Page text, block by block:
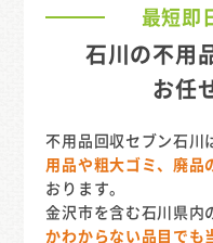
最短即
石川の不用
お任
不用品回収セブン石川
用品や粗大ゴミ、廃品
おります。
金沢市を含む石川県内
かわからない品目でも